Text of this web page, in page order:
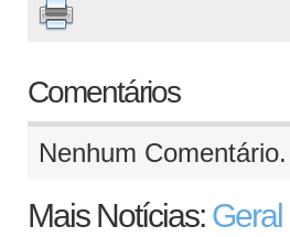
Comentários
Nenhum Comentário.
Mais Notícias: Geral